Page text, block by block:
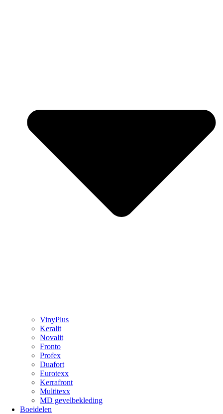
VinyPlus
Keralit
Novalit
Fronto
Profex
Duafort
Eurotexx
Kerrafront
Multitexx
MD gevelbekleding
Boeidelen